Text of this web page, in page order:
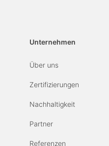
Unternehmen
Über uns
Zertifizierungen
Nachhaltigkeit
Partner
Referenzen